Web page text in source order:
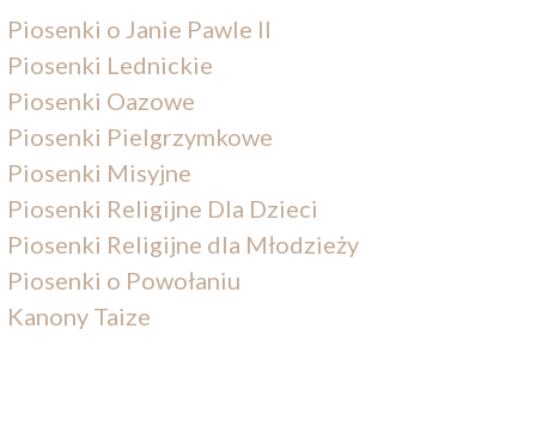
Piosenki o Janie Pawle II
Piosenki Lednickie
Piosenki Oazowe
Piosenki Pielgrzymkowe
Piosenki Misyjne
Piosenki Religijne Dla Dzieci
Piosenki Religijne dla Młodzieży
Piosenki o Powołaniu
Kanony Taize